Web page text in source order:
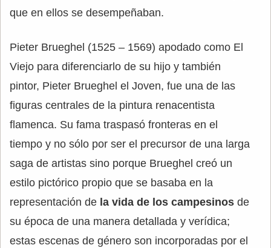
que en ellos se desempeñaban.
Pieter Brueghel (1525 – 1569) apodado como El
Viejo para diferenciarlo de su hijo y también
pintor, Pieter Brueghel el Joven, fue una de las
figuras centrales de la pintura renacentista
flamenca. Su fama traspasó fronteras en el
tiempo y no sólo por ser el precursor de una larga
saga de artistas sino porque Brueghel creó un
estilo pictórico propio que se basaba en la
representación de la vida de los campesinos de
su época de una manera detallada y verídica;
estas escenas de género son incorporadas por el